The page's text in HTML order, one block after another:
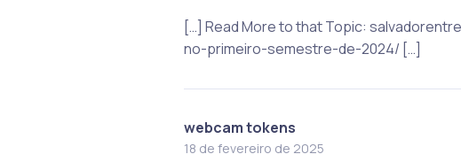
[…] Read More to that Topic:
no-primeiro-semestre-de-2024/ […]
webcam tokens
18 de fevereiro de 2025